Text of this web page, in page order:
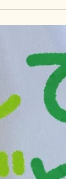
ー・ワタベなみ、渾